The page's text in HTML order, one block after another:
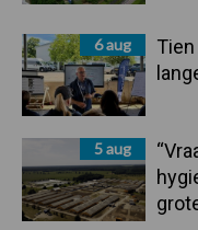
6 aug
5 aug